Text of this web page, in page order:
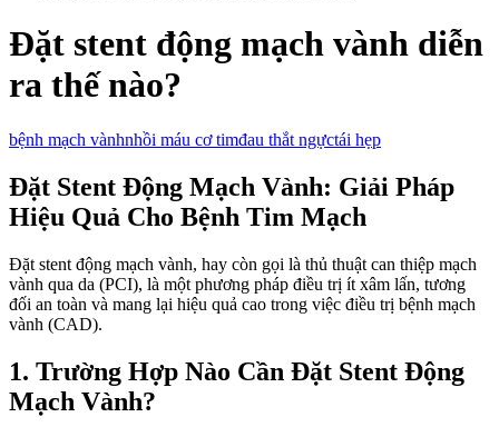
Đặt stent động mạch vành diễn
ra thế nào?
bệnh mạch vànhnhồi máu cơ timđau thắt ngựctái hẹp
Đặt Stent Động Mạch Vành: Giải Pháp
Hiệu Quả Cho Bệnh Tim Mạch
Đặt stent động mạch vành, hay còn gọi là thủ thuật can thiệp mạch
vành qua da (PCI), là một phương pháp điều trị ít xâm lấn, tương
đối an toàn và mang lại hiệu quả cao trong việc điều trị bệnh mạch
vành (CAD).
1. Trường Hợp Nào Cần Đặt Stent Động
Mạch Vành?